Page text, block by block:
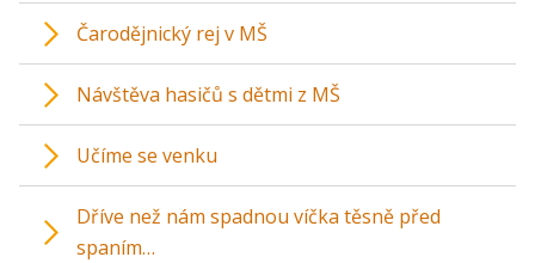
Čarodějnický rej v MŠ
Návštěva hasičů s dětmi z MŠ
Učíme se venku
Dříve než nám spadnou víčka těsně před
spaním…